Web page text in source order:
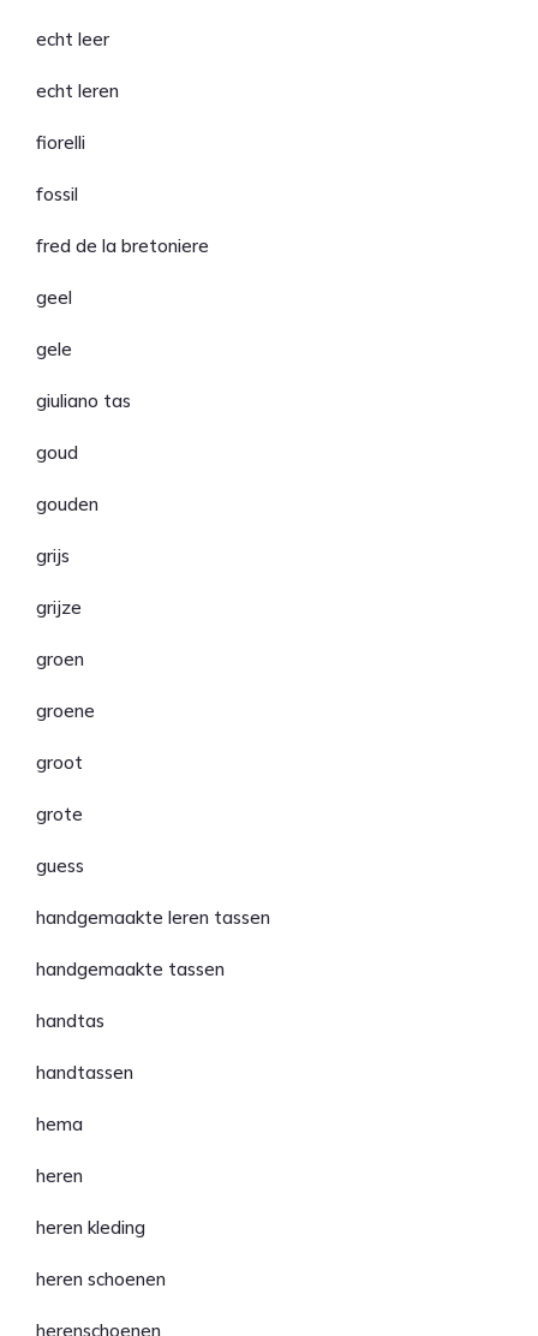
echt leer
echt leren
fiorelli
fossil
fred de la bretoniere
geel
gele
giuliano tas
goud
gouden
grijs
grijze
groen
groene
groot
grote
guess
handgemaakte leren tassen
handgemaakte tassen
handtas
handtassen
hema
heren
heren kleding
heren schoenen
herenschoenen